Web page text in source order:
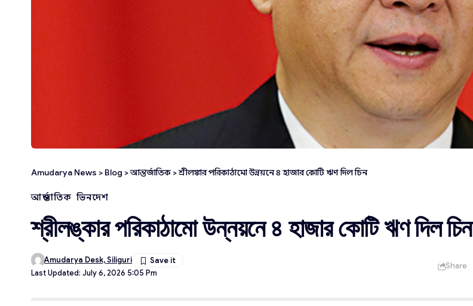
Amudarya News > Blog >আন্তর্জাতিক>শ্রীলঙ্কার পরিকাঠামো উন্নয়নে ৪ হাজার কোটি ঋণ দিল চিন
আন্তর্জাতিক ভিনদেশ
শ্রীলঙ্কার পরিকাঠামো উন্নয়নে ৪ হাজার কোটি ঋণ দিল চিন
Last Updated: July 6, 2026 5:05 Pm
Amudarya Desk, Siliguri
Share